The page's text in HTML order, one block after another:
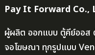
Pay It Forward Co.,
ผู้ผลิต ออกแบบ ตู้คีย์ออส
จอโฆษณา ทุกรูปแบบ